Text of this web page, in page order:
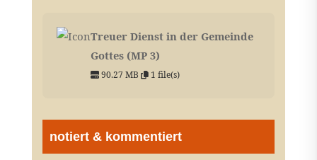
Treuer Dienst in der Gemeinde
Gottes (MP 3)
90.27 MB 1 file(s)
notiert & kommentiert